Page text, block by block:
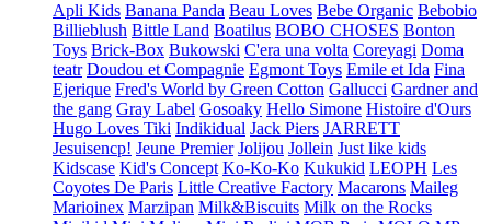
Apli Kids Banana Panda Beau Loves Bebe Organic Bebobio
Billieblush Bittle Land Boatilus BOBO CHOSES Bonton
Toys Brick-Box Bukowski C'era una volta Coreyagi Doma
teatr Doudou et Compagnie Egmont Toys Emile et Ida Fina
Ejerique Fred's World by Green Cotton Gallucci Gardner and
the gang Gray Label Gosoaky Hello Simone Histoire d'Ours
Hugo Loves Tiki Indikidual Jack Piers JARRETT
Jesuisencp! Jeune Premier Jolijou Jollein Just like kids
Kidscase Kid's Concept Ko-Ko-Ko Kukukid LEOPH Les
Coyotes De Paris Little Creative Factory Macarons Maileg
Marioinex Marzipan Milk&Biscuits Milk on the Rocks